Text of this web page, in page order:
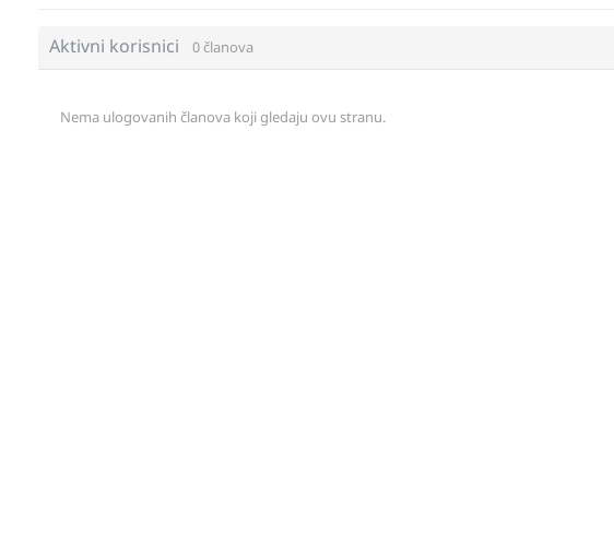
Aktivni korisnici 0 članova
Nema ulogovanih članova koji gledaju ovu stranu.